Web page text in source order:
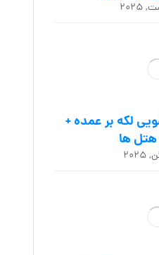
لکه بر عمده +
ها